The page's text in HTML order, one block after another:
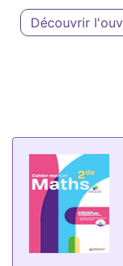
Découvrir